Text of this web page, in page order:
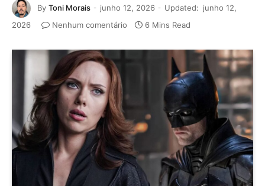
By Toni Morais junho 12, 2026 Updated: junho 12,
2026
Nenhum comentário 6 Mins Read